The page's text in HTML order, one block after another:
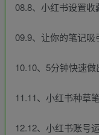
08.8、小红书设置
09.9、让你的笔记
10.10、5分钟快速
11.11、小红书种草
12.12、小红书账号